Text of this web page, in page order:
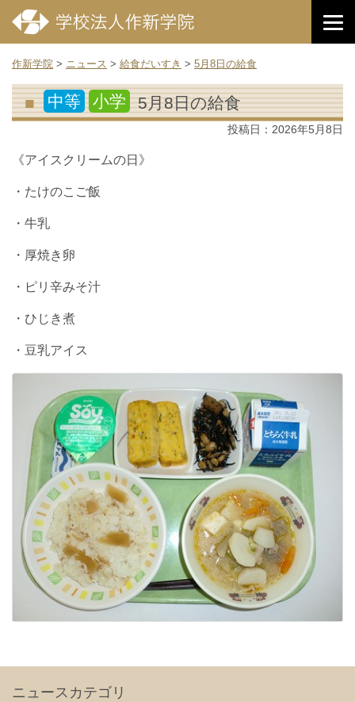
作新学院 > ニュース > 給食だいすき > 5月8日の給食
中等 小学 5月8日の給食
投稿日： 2026年5月8日
《アイスクリームの日》
・たけのこご飯
・牛乳
・厚焼き卵
・ピリ辛みそ汁
・ひじき煮
・豆乳アイス
ニュースカテゴリ